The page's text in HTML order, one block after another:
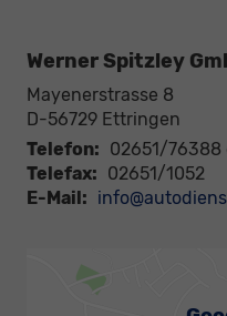
Werner Spitzley
Mayenerstrasse 8
D-56729 Ettringen
Telefon: 02651/76388
Telefax: 02651/1052
E-Mail: